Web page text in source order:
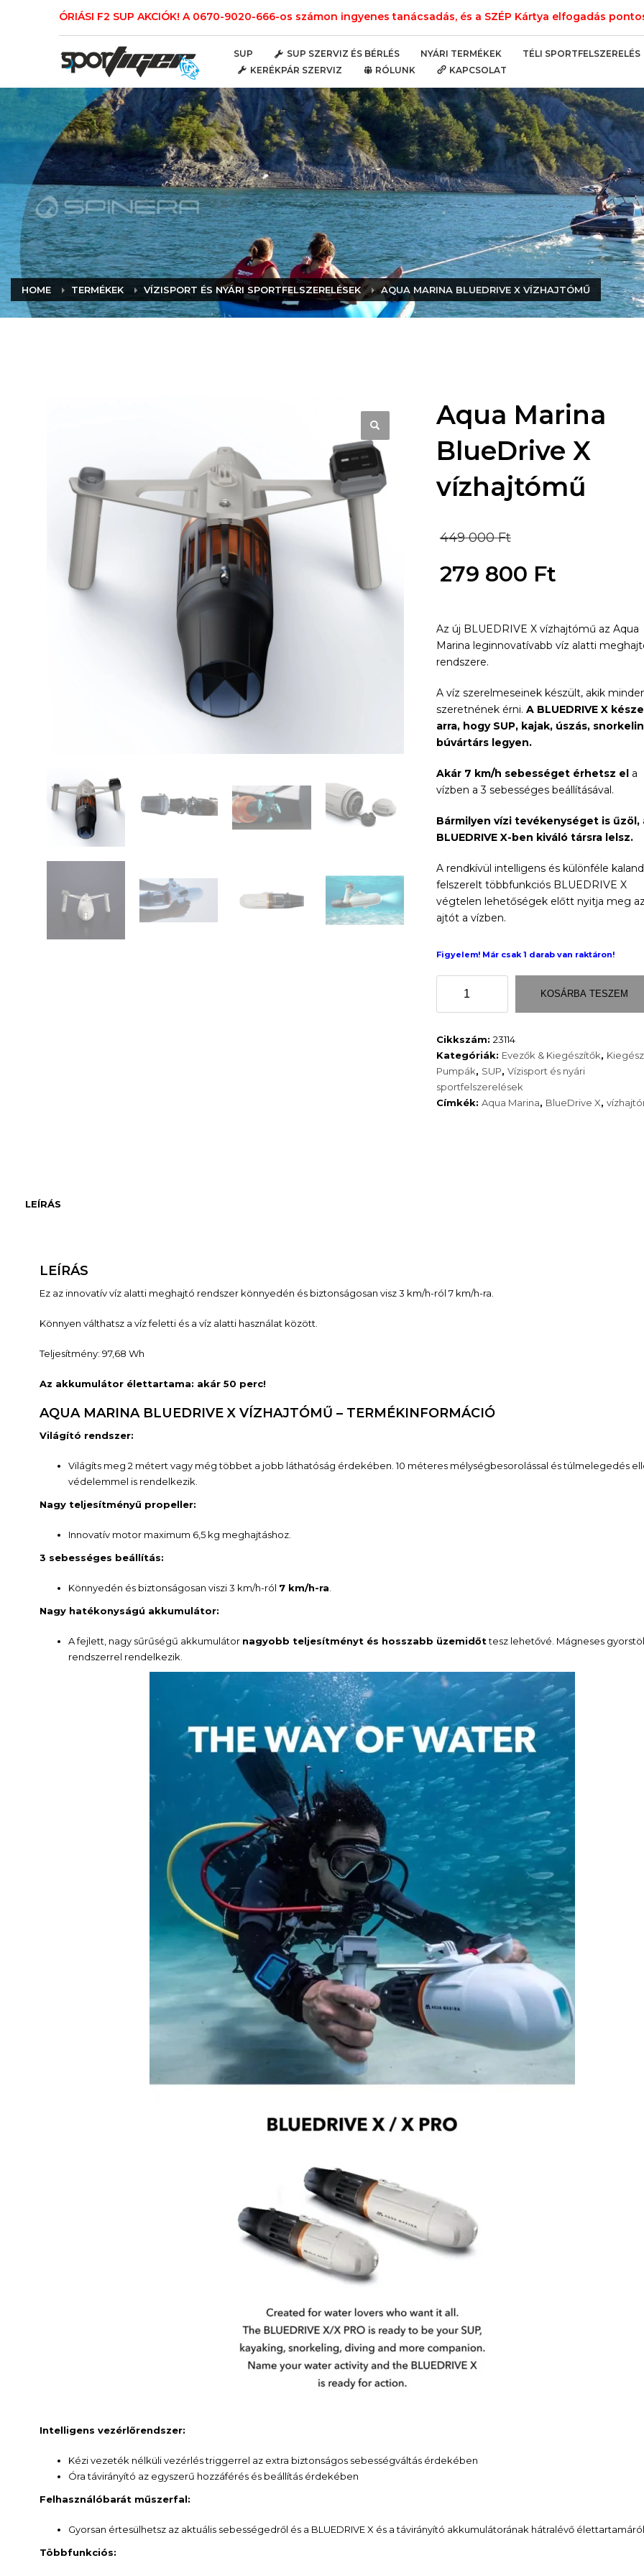
ÓRIÁSI F2 SUP AKCIÓK! A 0670-9020-666-os számon ingyenes tanácsadás, és a SZÉP Kártya elfogadás
SUP SUP SZERVIZ ÉS BÉRLÉS NYÁRI TERMÉKEK
TÉLI SPORTFELSZERELÉS
KERÉKPÁR SZERVIZ
RÓLUNK KAPCSOLAT
HOME TERMÉKEK VÍZISPORT ÉS NYÁRI SPORTFELSZERELÉSEK AQUA MARINA BLUEDRIVE X VÍZHAJTÓMŰ
Aqua Marina
BlueDrive X
vízhajtómű
449 000Ft
price
449
000 Ft.
279 800 Ft
price
is:
279
800 Ft.
Az új BLUEDRIVE X vízhajtómű az Aqua
Marina leginnovatívabb víz alatti
rendszere.
A víz szerelmeseinek készült, akik
szeretnének érni. A BLUEDRIVE X
arra, hogy SUP, kajak, úszás,
búvártárs legyen.
Akár 7 km/h sebességet érhetsz ela
vízben a 3 sebességes beállításával.
Bármilyen vízi tevékenységet is űzöl,
BLUEDRIVE X-ben kiváló társra lelsz.
A rendkívül intelligens és különféle
felszerelt többfunkciós BLUEDRIVE X
végtelen lehetőségek előtt nyitja meg
ajtót a vízben.
Figyelem! Már csak 1 darab van raktáron!
Marina
BlueDrive
vízhajtómű
mennyiség
KOSÁRBA TESZEM
Cikkszám: 23114
Kategóriák: Evezők & Kiegészítők,
Pumpák, SUP, Vízisport és nyári
sportfelszerelések
Címkék: Aqua Marina, BlueDrive X,
LEÍRÁS
LEÍRÁS
Ez az innovatív víz alatti meghajtó rendszer könnyedén és biztonságosan visz 3 km/h-ról 7 km/h-ra.
Könnyen válthatsz a víz feletti és a víz alatti használat között.
Teljesítmény: 97,68 Wh
Az akkumulátor élettartama: akár 50 perc!
AQUA MARINA BLUEDRIVE X VÍZHAJTÓMŰ – TERMÉKINFORMÁCIÓ
Világító rendszer:
Világíts meg 2 métert vagy még többet a jobb láthatóság érdekében. 10 méteres mélységbesorolással és túlmelegedés
védelemmel is rendelkezik.
Nagy teljesítményű propeller:
Innovatív motor maximum 6,5 kg meghajtáshoz.
3 sebességes beállítás:
Könnyedén és biztonságosan viszi 3 km/h-ról 7 km/h-ra
Nagy hatékonyságú akkumulátor:
A fejlett, nagy sűrűségű akkumulátor nagyobb teljesítményt és hosszabb üzemidőttesz lehetővé. Mágneses
rendszerrel rendelkezik.
Intelligens vezérlőrendszer:
Kézi vezeték nélküli vezérlés triggerrel az extra biztonságos sebességváltás érdekében
Óra távirányító az egyszerű hozzáférés és beállítás érdekében
Felhasználóbarát műszerfal:
Gyorsan értesülhetsz az aktuális sebességedről és a BLUEDRIVE X és a távirányító akkumulátorának hátralévő
Többfunkciós: